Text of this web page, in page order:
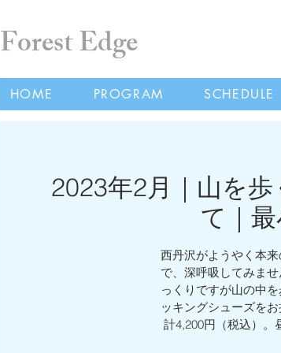
Forest Edge
HOME PROGRAM SCHEDULE
2023年2月｜山を
て｜
西丹沢がようやく本
で、深呼吸してみま
っくりですが山の中
ッキングシューズを
計4,200円（税込）。